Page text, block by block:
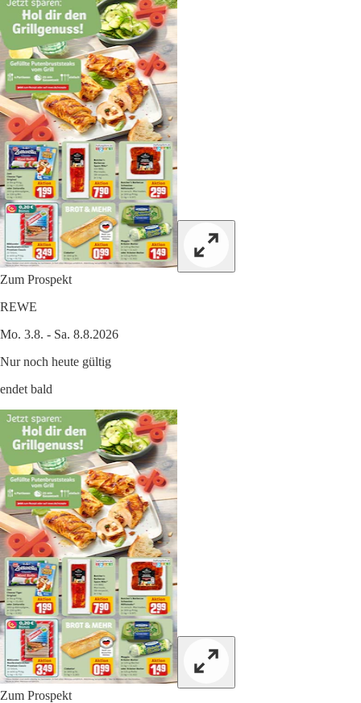
Zum Prospekt
REWE
Mo. 3.8. - Sa. 8.8.2026
Nur noch heute gültig
endet bald
Zum Prospekt